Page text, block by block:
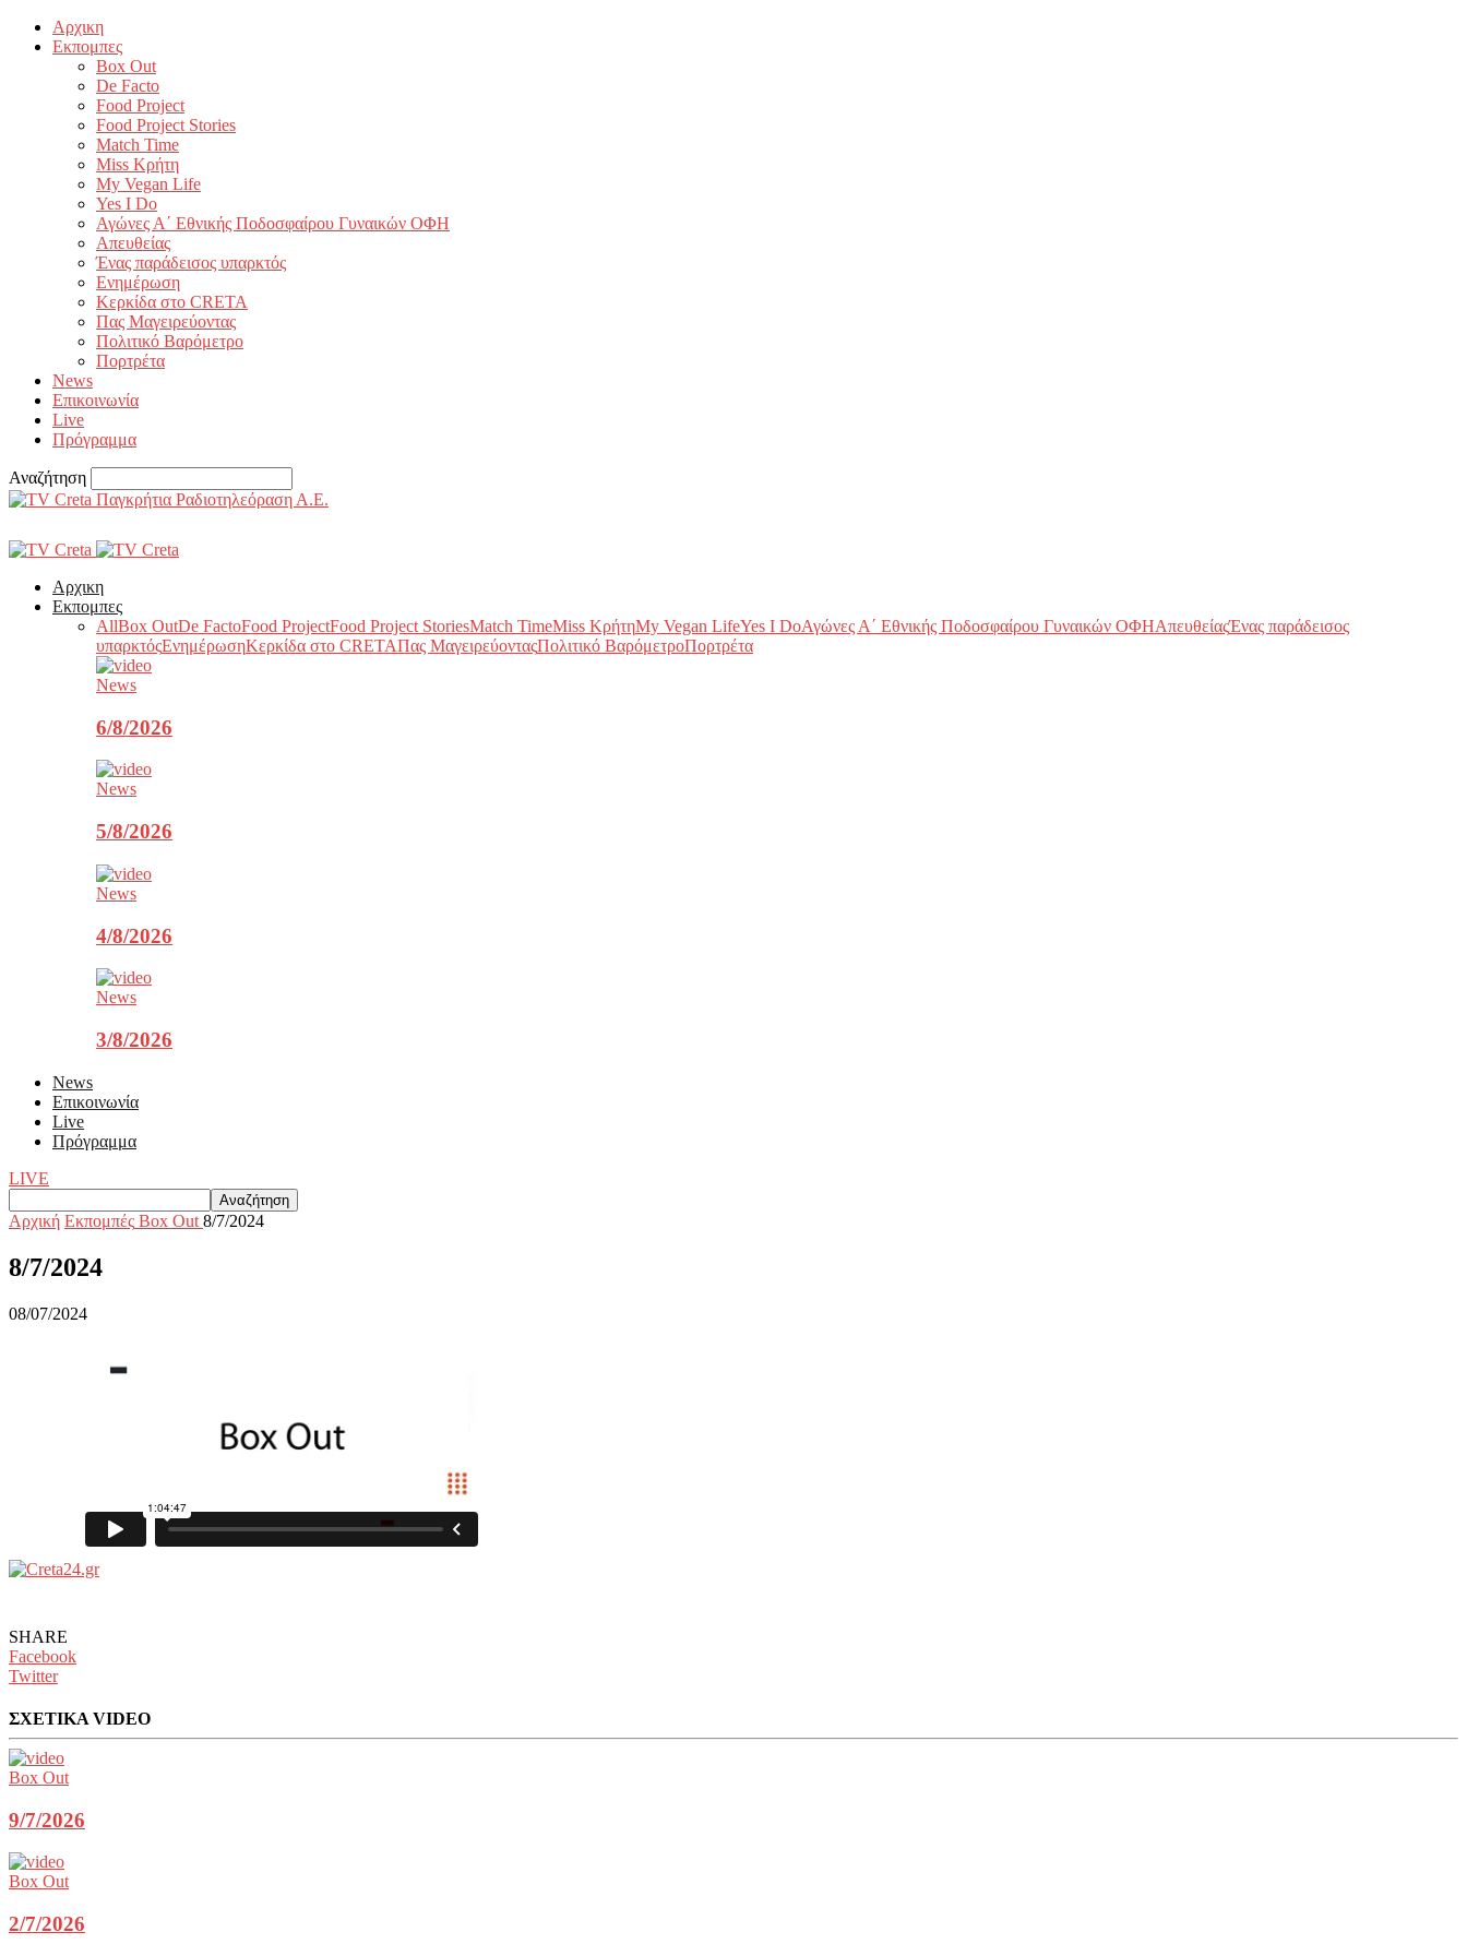
Αρχικη
Εκπομπες
Box Out
De Facto
Food Project
Food Project Stories
Match Time
Miss Κρήτη
My Vegan Life
Yes I Do
Αγώνες Α΄ Εθνικής Ποδοσφαίρου Γυναικών ΟΦΗ
Απευθείας
Ένας παράδεισος υπαρκτός
Ενημέρωση
Κερκίδα στο CRETA
Πας Μαγειρεύοντας
Πολιτικό Βαρόμετρο
Πορτρέτα
News
Επικοινωνία
Live
Πρόγραμμα
Αναζήτηση
Παγκρήτια Ραδιοτηλεόραση Α.Ε.
Αρχικη
Εκπομπες
AllBox OutDe FactoFood ProjectFood Project StoriesMatch TimeMiss ΚρήτηMy Vegan LifeYes I DoΑγώνες Α΄ Εθνικής Ποδοσφαίρου Γυναικών ΟΦΗΑπευθείαςΈνας παράδεισος
υπαρκτόςΕνημέρωσηΚερκίδα στο CRETAΠας ΜαγειρεύονταςΠολιτικό ΒαρόμετροΠορτρέτα
News
6/8/2026
News
5/8/2026
News
4/8/2026
News
3/8/2026
News
Επικοινωνία
Live
Πρόγραμμα
LIVE
Αρχική Εκπομπές Box Out 8/7/2024
8/7/2024
08/07/2024
SHARE
Facebook
Twitter
ΣΧΕΤΙΚΑ VIDEO
Box Out
9/7/2026
Box Out
2/7/2026